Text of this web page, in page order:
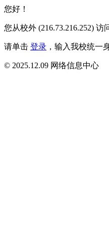
您好！
您从校外 (216.73.216.252) 访
请单击 登录 ，输入我校统一
© 2025.12.09 网络信息中心